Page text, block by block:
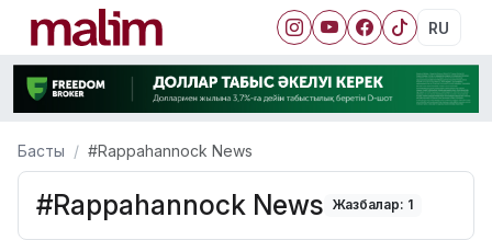
RU
Басты #Rappahannock News
#Rappahannock News Жазбалар: 1